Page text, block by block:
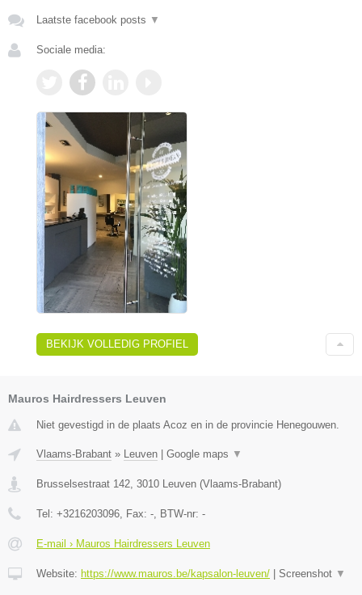
Laatste facebook posts ▼
Sociale media:
BEKIJK VOLLEDIG PROFIEL
Mauros Hairdressers Leuven
Niet gevestigd in de plaats Acoz en in de provincie Henegouwen.
Vlaams-Brabant » Leuven | Google maps ▼
Brusselsestraat 142 3010 Leuven (Vlaams-Brabant)
Tel: +3216203096 , Fax: - , BTW-nr: -
E-mail › Mauros Hairdressers Leuven
Website: https://www.mauros.be/kapsalon-leuven/ | Screenshot ▼